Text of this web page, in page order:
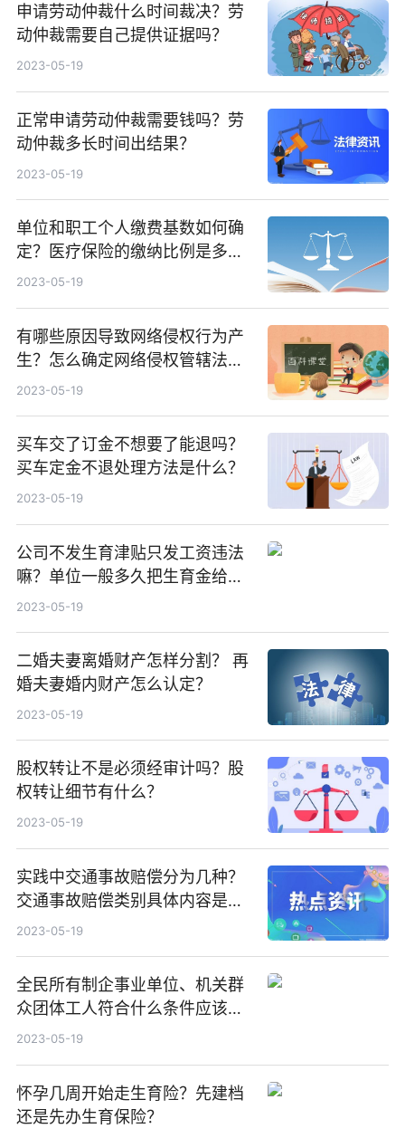
申请劳动仲裁什么时间裁决？劳
动仲裁需要自己提供证据吗？
2023-05-19
正常申请劳动仲裁需要钱吗？劳
动仲裁多长时间出结果？
2023-05-19
单位和职工个人缴费基数如何确
定？医疗保险的缴纳比例是多
少？
2023-05-19
有哪些原因导致网络侵权行为产
生？怎么确定网络侵权管辖法
院？
2023-05-19
买车交了订金不想要了能退吗？
买车定金不退处理方法是什么？
2023-05-19
公司不发生育津贴只发工资违法
嘛？单位一般多久把生育金给
了？
2023-05-19
二婚夫妻离婚财产怎样分割？ 再
婚夫妻婚内财产怎么认定？
2023-05-19
股权转让不是必须经审计吗？股
权转让细节有什么？
2023-05-19
实践中交通事故赔偿分为几种？
交通事故赔偿类别具体内容是什
么？
2023-05-19
全民所有制企事业单位、机关群
众团体工人符合什么条件应该退
休？
2023-05-19
怀孕几周开始走生育险？先建档
还是先办生育保险？